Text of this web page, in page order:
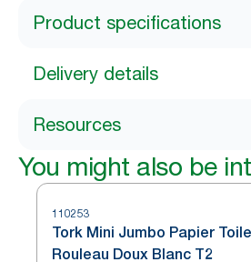
Product specifications
Delivery details
Resources
You might also be
110253
Tork Mini Jumbo Papier
Rouleau Doux Blanc T2